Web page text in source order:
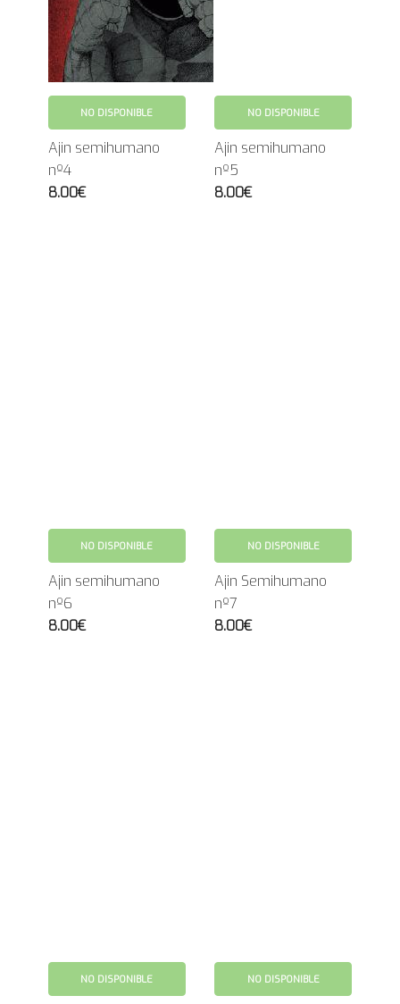
NO DISPONIBLE
Ajin semihumano
nº4
8.00€
NO DISPONIBLE
Ajin semihumano
nº5
8.00€
NO DISPONIBLE
Ajin semihumano
nº6
8.00€
NO DISPONIBLE
Ajin Semihumano
nº7
8.00€
NO DISPONIBLE NO DISPONIBLE